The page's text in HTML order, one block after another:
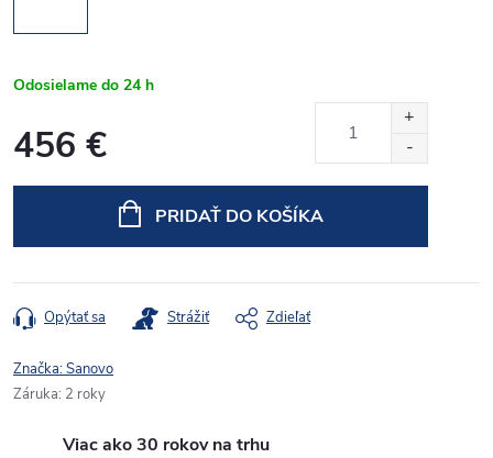
Odosielame do 24 h
456 €
PRIDAŤ DO KOŠÍKA
Opýtať sa Strážiť Zdieľať
Značka:Sanovo
Záruka: 2 roky
Viac ako 30 rokov na trhu